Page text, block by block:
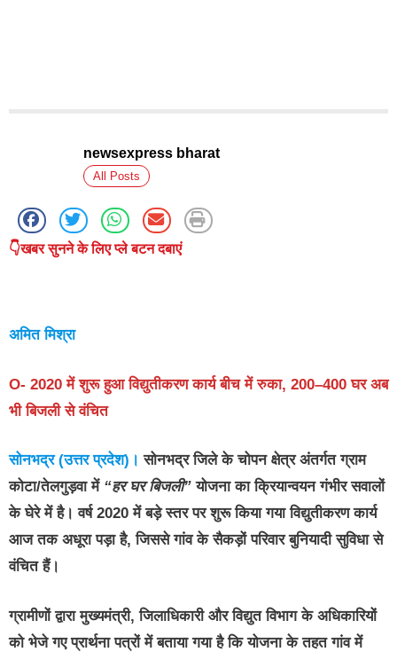
newsexpress bharat
All Posts
👇खबर सुनने के लिए प्ले बटन दबाएं
अमित मिश्रा
O- 2020 में शुरू हुआ विद्युतीकरण कार्य बीच में रुका, 200–400 घर अब
भी बिजली से वंचित
सोनभद्र (उत्तर प्रदेश)। सोनभद्र जिले के चोपन क्षेत्र अंतर्गत ग्राम
कोटा/तेलगुड़वा में “हर घर बिजली” योजना का क्रियान्वयन गंभीर सवालों
के घेरे में है। वर्ष 2020 में बड़े स्तर पर शुरू किया गया विद्युतीकरण कार्य
आज तक अधूरा पड़ा है, जिससे गांव के सैकड़ों परिवार बुनियादी सुविधा से
वंचित हैं।
ग्रामीणों द्वारा मुख्यमंत्री, जिलाधिकारी और विद्युत विभाग के अधिकारियों
को भेजे गए प्रार्थना पत्रों में बताया गया है कि योजना के तहत गांव में